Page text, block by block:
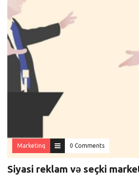
Marketinq 0 Comments
Siyasi reklam və seçki